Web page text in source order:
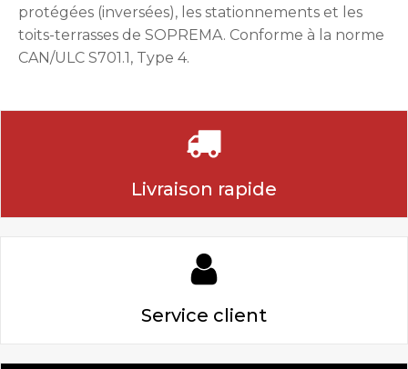
protégées (inversées), les stationnements et les
toits-terrasses de SOPREMA. Conforme à la norme
CAN/ULC S701.1, Type 4.
Livraison rapide
Service client